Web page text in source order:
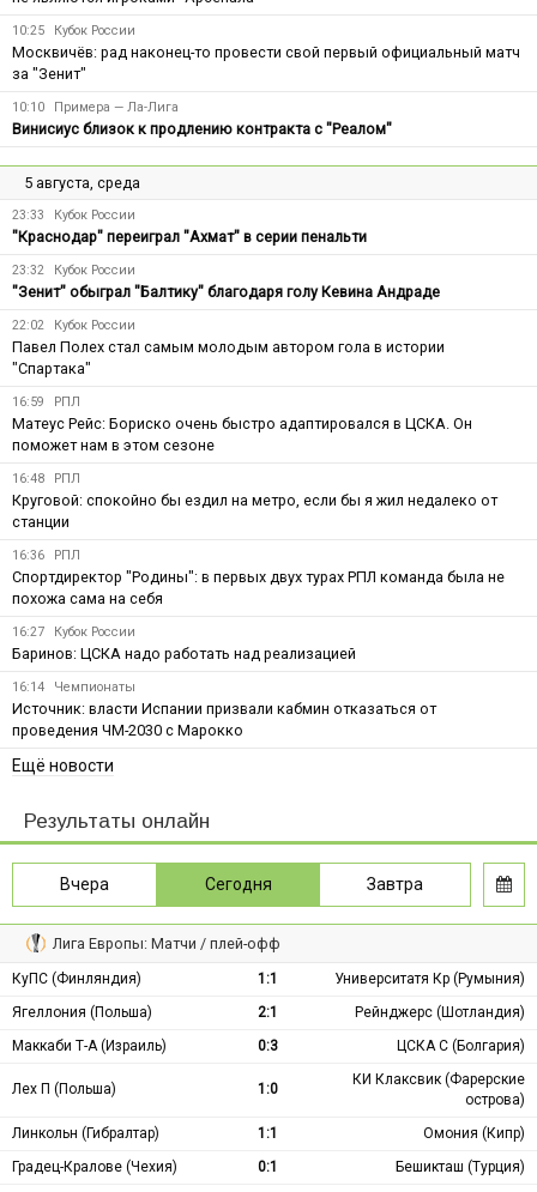
10:25 Кубок России
Москвичёв: рад наконец-то провести свой первый официальный матч
за "Зенит"
10:10 Примера — Ла-Лига
Винисиус близок к продлению контракта с "Реалом"
5 августа, среда
23:33 Кубок России
"Краснодар" переиграл "Ахмат" в серии пенальти
23:32 Кубок России
"Зенит" обыграл "Балтику" благодаря голу Кевина Андраде
22:02 Кубок России
Павел Полех стал самым молодым автором гола в истории
"Спартака"
16:59 РПЛ
Матеус Рейс: Бориско очень быстро адаптировался в ЦСКА. Он
поможет нам в этом сезоне
16:48 РПЛ
Круговой: спокойно бы ездил на метро, если бы я жил недалеко от
станции
16:36 РПЛ
Спортдиректор "Родины": в первых двух турах РПЛ команда была не
похожа сама на себя
16:27 Кубок России
Баринов: ЦСКА надо работать над реализацией
16:14 Чемпионаты
Источник: власти Испании призвали кабмин отказаться от
проведения ЧМ-2030 с Марокко
Ещё новости
Результаты онлайн
Вчера Сегодня Завтра
Лига Европы: Матчи / плей-офф
КуПС (Финляндия) 1:1
Университатя Кр (Румыния)
Ягеллония (Польша)
2:1
Рейнджерс (Шотландия)
Маккаби Т-А (Израиль)
0:3 ЦСКА С (Болгария)
Лех П (Польша) 1:0
КИ Клаксвик (Фарерские
острова)
Линкольн (Гибралтар)
1:1
Омония (Кипр)
Градец-Кралове (Чехия)
0:1
Бешикташ (Турция)